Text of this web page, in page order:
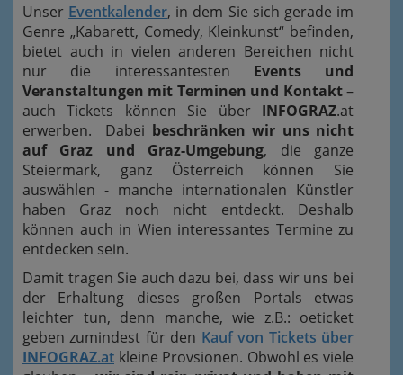
Unser Eventkalender, in dem Sie sich gerade im
Genre „Kabarett, Comedy, Kleinkunst“ befinden,
bietet auch in vielen anderen Bereichen nicht
nur die interessantesten Events und
Veranstaltungen mit Terminen und Kontakt–
auch Tickets können Sie über INFOGRAZ.at
erwerben. Dabei beschränken wir uns nicht
auf Graz und Graz-Umgebung, die ganze
Steiermark, ganz Österreich können Sie
auswählen - manche internationalen Künstler
haben Graz noch nicht entdeckt. Deshalb
können auch in Wien interessantes Termine zu
entdecken sein.
Damit tragen Sie auch dazu bei, dass wir uns bei
der Erhaltung dieses großen Portals etwas
leichter tun, denn manche, wie z.B.: oeticket
geben zumindest für den Kauf von Tickets über
INFOGRAZ.at kleine Provsionen. Obwohl es viele